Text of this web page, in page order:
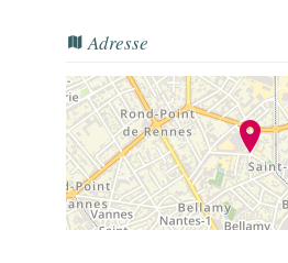
Adresse